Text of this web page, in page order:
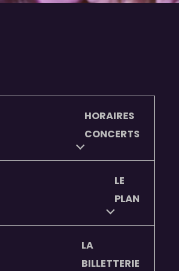
HORAIRES
CONCERTS
LE
PLAN
LA
BILLETTERIE